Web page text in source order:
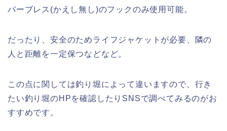
バーブレス(かえし無し)のフックのみ使用可能。
だったり、安全のためライフジャケットが必要、隣の
人と距離を一定保つなどなど。
この点に関しては釣り堀によって違いますので、行き
たい釣り堀のHPを確認したりSNSで調べてみるのがお
すすめです。